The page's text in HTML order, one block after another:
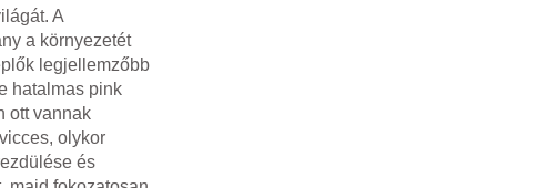
A
a környezetét
legjellemzőbb
hatalmas pink
ott vannak
olykor
és